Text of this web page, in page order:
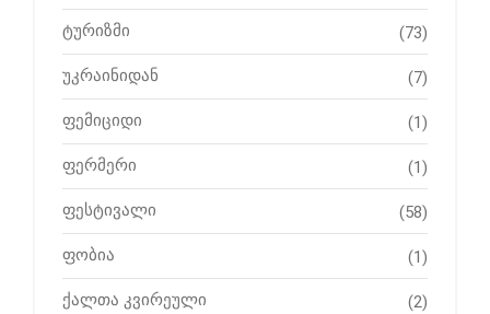
ტურიზმი (73)
უკრაინიდან (7)
ფემიციდი (1)
ფერმერი (1)
ფესტივალი (58)
ფობია (1)
ქალთა კვირეული (2)